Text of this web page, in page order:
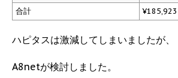
合計 ¥185,923
ハピタスは激減してしまいましたが、
A8netが検討しました。